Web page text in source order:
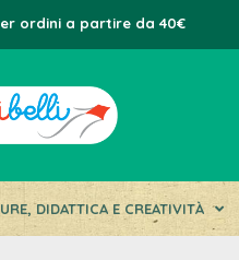
ordini a partire da 40€
DIDATTICA E CREATIVITÀ